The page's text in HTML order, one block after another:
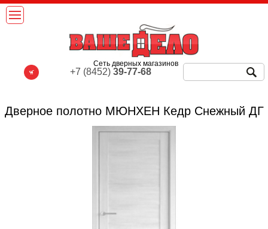
Дверное полотно МЮНХЕН Кедр Снежный ДГ
Сеть дверных магазинов
+7 (8452)39-77-68